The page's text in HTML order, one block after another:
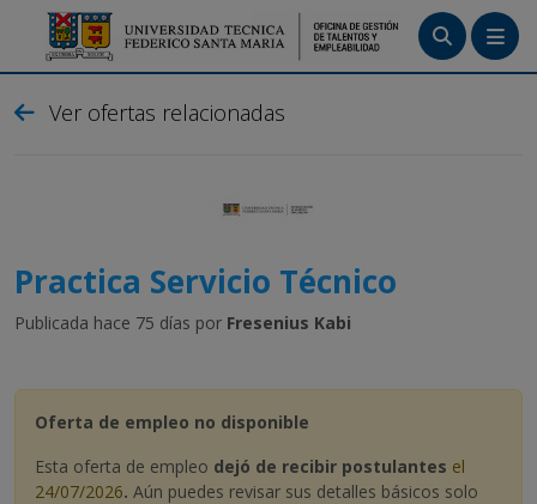
Crea tu cuenta
Ingresa
Ver ofertas relacionadas
Practica Servicio Técnico
Publicada hace 75 días por Fresenius Kabi
Oferta de empleo no disponible
Esta oferta de empleo dejó de recibir postulantes el
24/07/2026. Aún puedes revisar sus detalles básicos solo